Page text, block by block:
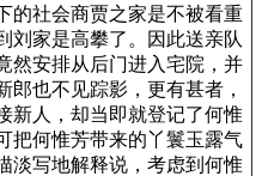
的社会商贾之家是不被看重
刘家是高攀了。因此送亲队
然安排从后门进入宅院，并
郎也不见踪影，更有甚者，
新人，却当即就登记了何惟
把何惟芳带来的丫鬟玉露气
淡写地解释说，考虑到何惟